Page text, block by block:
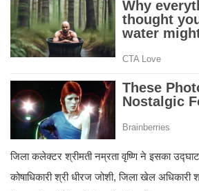
जिला कलेक्टर श्रीमती नम्रता वृष्णि ने इसका
कोषाधिकारी श्री धीरज जोशी, जिला खेल अधिकारी